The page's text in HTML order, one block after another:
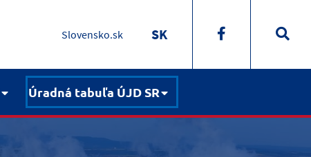
Slovensko.sk SK
Úradná tabuľa ÚJD SR